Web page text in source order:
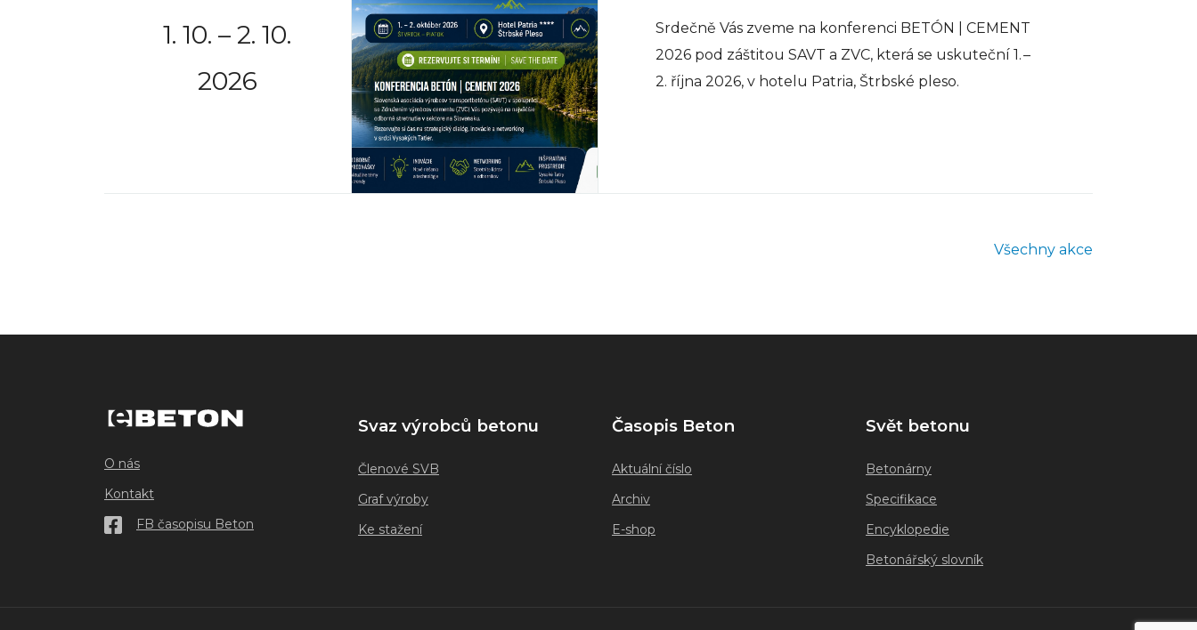
1. 10. – 2. 10.
2026
Srdečně Vás zveme na konferenci BETÓN | CEMENT
2026 pod záštitou SAVT a ZVC, která se uskuteční 1. –
2. října 2026, v hotelu Patria, Štrbské pleso.
Všechny akce
O nás
Kontakt
FB časopisu Beton
Svaz výrobců betonu
Členové SVB
Graf výroby
Ke stažení
Časopis Beton
Aktuální číslo
Archiv
E-shop
Svět betonu
Betonárny
Specifikace
Encyklopedie
Betonářský slovník